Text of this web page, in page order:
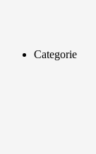
Categorie